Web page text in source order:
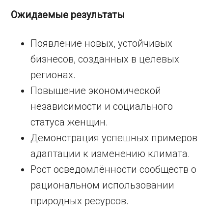
Ожидаемые результаты
Появление новых, устойчивых
бизнесов, созданных в целевых
регионах.
Повышение экономической
независимости и социального
статуса женщин.
Демонстрация успешных примеров
адаптации к изменению климата.
Рост осведомлённости сообществ о
рациональном использовании
природных ресурсов.